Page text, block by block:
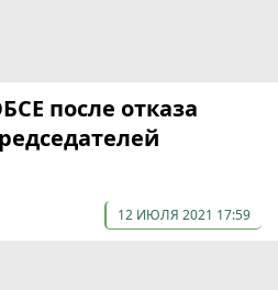
после отказа
12 ИЮЛЯ 2021 17:59